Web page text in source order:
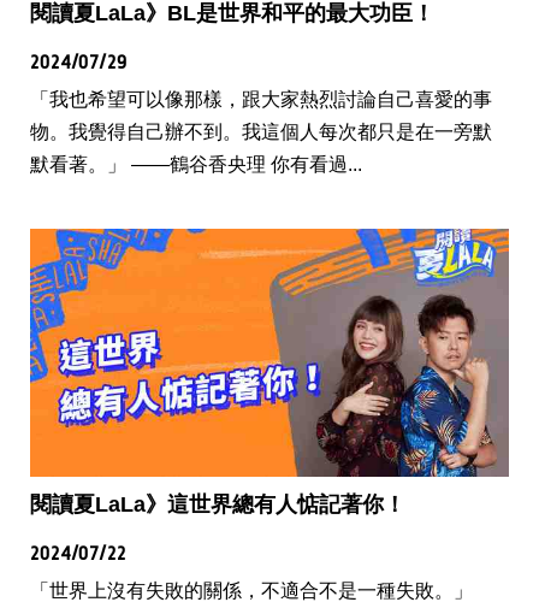
閱讀夏LaLa》BL是世界和平的最大功臣！
2024/07/29
「我也希望可以像那樣，跟大家熱烈討論自己喜愛的事
物。我覺得自己辦不到。我這個人每次都只是在一旁默
默看著。」 ——鶴谷香央理 你有看過...
閱讀夏LaLa》這世界總有人惦記著你！
2024/07/22
「世界上沒有失敗的關係，不適合不是一種失敗。」